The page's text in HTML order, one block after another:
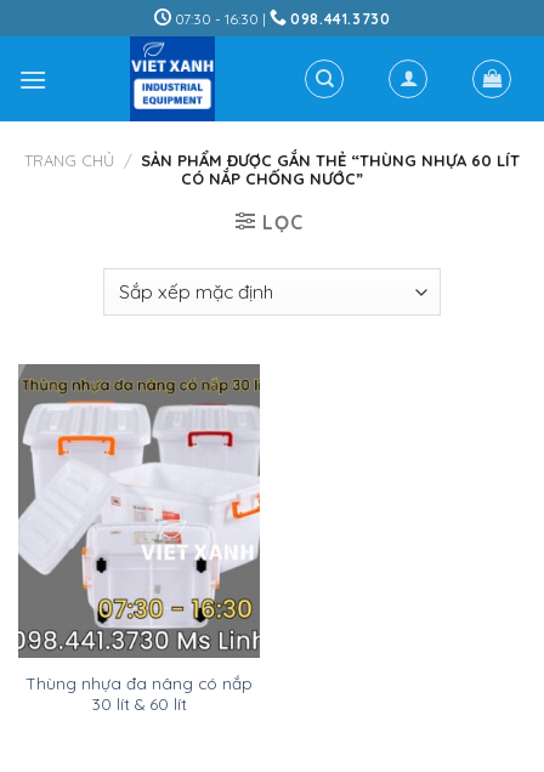
to
content
07:30 - 16:30 | 098.441.3730
TRANG CHỦ / SẢN PHẨM ĐƯỢC GẮN THẺ “THÙNG NHỰA 60 LÍT
CÓ NẮP CHỐNG NƯỚC”
LỌC
Thùng nhựa đa nâng có nắp
30 lít & 60 lít